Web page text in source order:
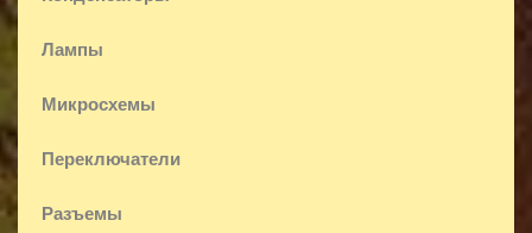
Лампы
Микросхемы
Переключатели
Разъемы